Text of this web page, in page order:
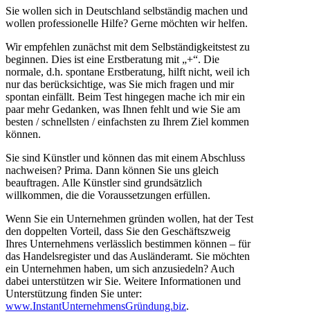
Sie wollen sich in Deutschland selbständig machen und
wollen professionelle Hilfe? Gerne möchten wir helfen.
Wir empfehlen zunächst mit dem Selbständigkeitstest zu
beginnen. Dies ist eine Erstberatung mit „+“. Die
normale, d.h. spontane Erstberatung, hilft nicht, weil ich
nur das berücksichtige, was Sie mich fragen und mir
spontan einfällt. Beim Test hingegen mache ich mir ein
paar mehr Gedanken, was Ihnen fehlt und wie Sie am
besten / schnellsten / einfachsten zu Ihrem Ziel kommen
können.
Sie sind Künstler und können das mit einem Abschluss
nachweisen? Prima. Dann können Sie uns gleich
beauftragen. Alle Künstler sind grundsätzlich
willkommen, die die Voraussetzungen erfüllen.
Wenn Sie ein Unternehmen gründen wollen, hat der Test
den doppelten Vorteil, dass Sie den Geschäftszweig
Ihres Unternehmens verlässlich bestimmen können – für
das Handelsregister und das Ausländeramt. Sie möchten
ein Unternehmen haben, um sich anzusiedeln? Auch
dabei unterstützen wir Sie. Weitere Informationen und
Unterstützung finden Sie unter:
www.InstantUnternehmensGründung.biz.